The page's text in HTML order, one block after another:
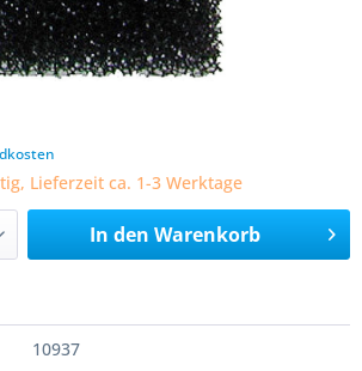
Lieferzeit ca. 1-3 Werktage
In den Warenkorb
10937